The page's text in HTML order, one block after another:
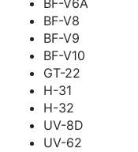
BF-V6A
BF-V8
BF-V9
BF-V10
GT-22
H-31
H-32
UV-8D
UV-62